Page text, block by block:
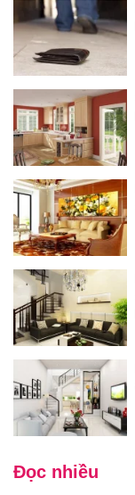
Đọc nhiều